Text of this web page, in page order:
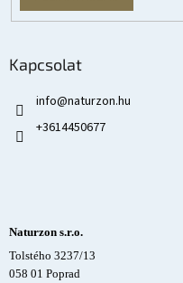
Kapcsolat
info@naturzon.hu
+3614450677
Naturzon s.r.o.
Tolstého 3237/13
058 01 Poprad